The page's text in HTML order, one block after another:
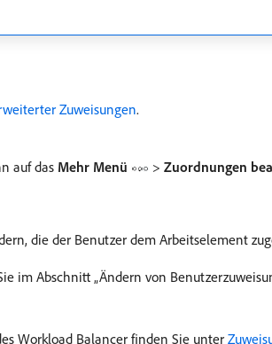
Zuweisungen.
auf das Mehr Menü > Zuordnungen
die der Benutzer dem Arbeitselement
im Abschnitt „Ändern von
Workload Balancer finden Sie unter